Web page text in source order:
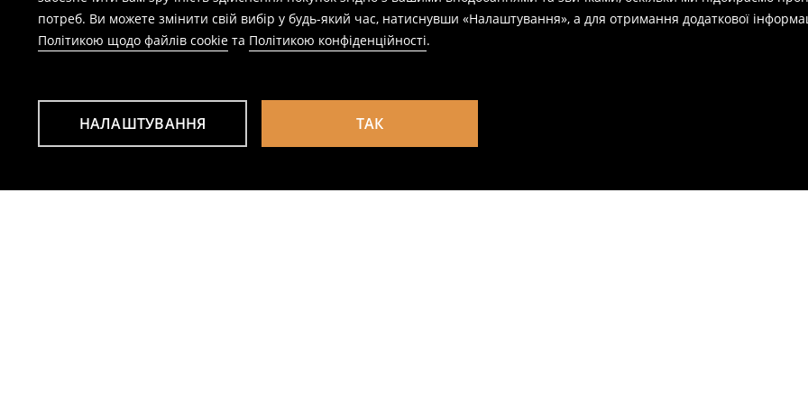
потреб. Ви можете змінити свій вибір у будь-який час, натиснувши «Налаштування», а для отримання додаткової
Політикою щодо файлів cookie та Політикою конфіденційності.
НАЛАШТУВАННЯ ТАК